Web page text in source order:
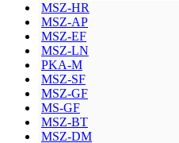
MSZ-HR
MSZ-AP
MSZ-EF
MSZ-LN
PKA-M
MSZ-SF
MSZ-GF
MS-GF
MSZ-BT
MSZ-DM